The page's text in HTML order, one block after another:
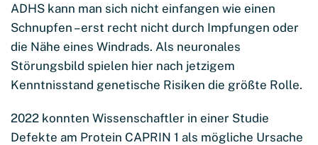
ADHS kann man sich nicht einfangen wie einen
Schnupfen – erst recht nicht durch Impfungen oder
die Nähe eines Windrads. Als neuronales
Störungsbild spielen hier nach jetzigem
Kenntnisstand genetische Risiken die größte Rolle.
2022 konnten Wissenschaftler in einer Studie
Defekte am Protein CAPRIN 1 als mögliche Ursache